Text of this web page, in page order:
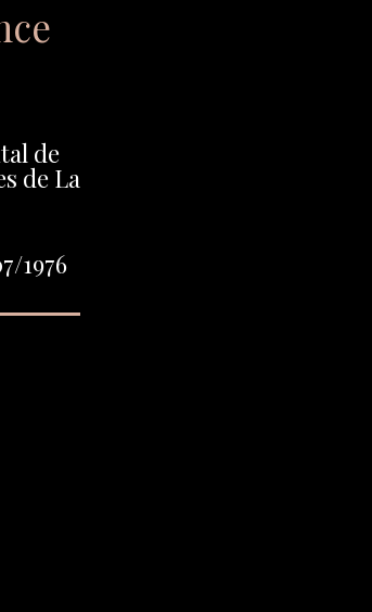
de
de La
1976